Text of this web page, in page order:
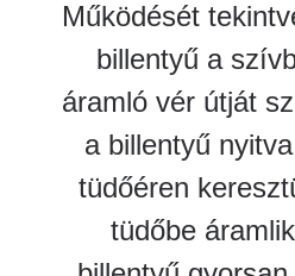
Működését
billentyű a
áramló vér útját
a billentyű
tüdőéren
tüdőbe